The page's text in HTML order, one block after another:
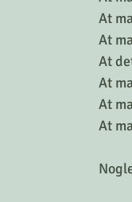
At
At
At
At
At
At